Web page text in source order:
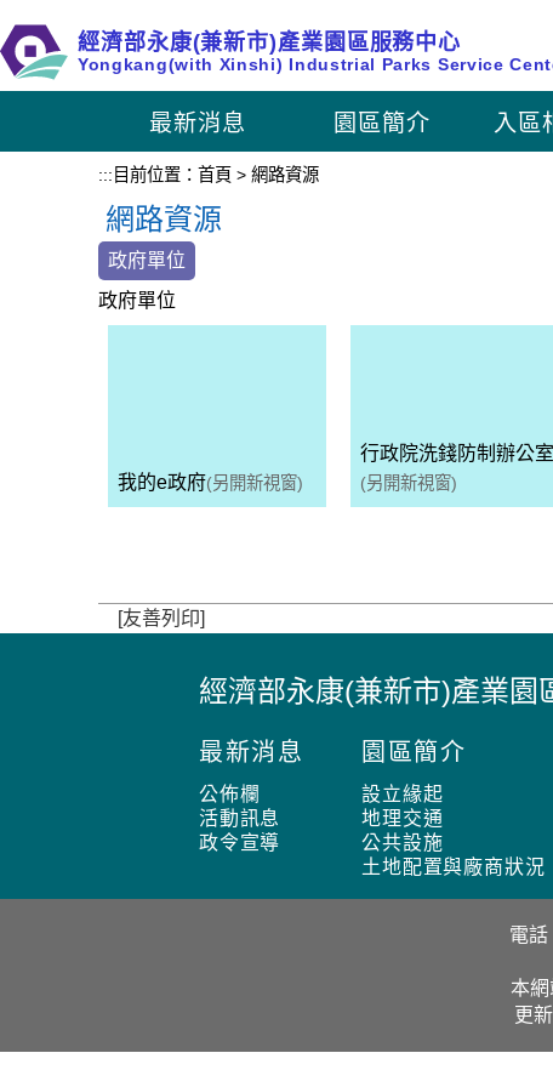
到
主
經濟部永康(兼新市)產業園區服務中心
Yongkang(with Xinshi) Industrial Parks Service
最新消息 園區簡介 入區
::: 目前位置： 首頁 > 網路資源
網路資源
政府單位
政府單位
我的e政府
行政院洗錢防制辦公室
[友善列印]
:
:
經濟部永康(兼新市)產業園
最新消息
公佈欄
活動訊息
政令宣導
園區簡介
設立緣起
地理交通
公共設施
土地配置與廠商狀況
電
本
更